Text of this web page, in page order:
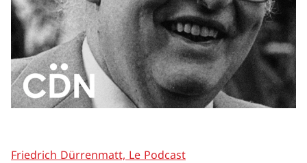
Friedrich Dürrenmatt, Le Podcast